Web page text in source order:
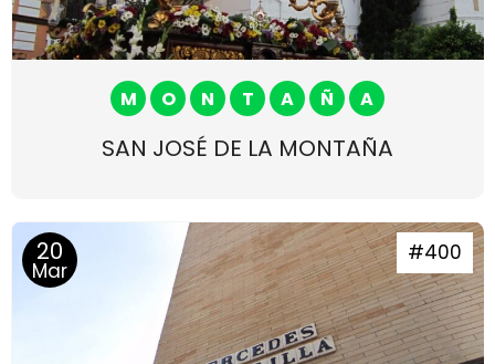
M O N T A Ñ A
SAN JOSÉ DE LA MONTAÑA
20
Mar
#400